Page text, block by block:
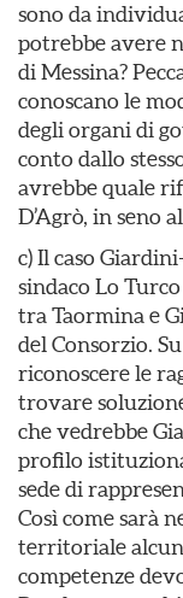
sono da
potrebbe avere
di Messina?
conoscano le
degli organi di
conto dallo
avrebbe quale
D’Agrò, in seno
c) Il caso
sindaco Lo
tra Taormina e
del Consorzio.
riconoscere le
trovare
che vedrebbe
profilo
sede di
Così come sarà
territoriale
competenze